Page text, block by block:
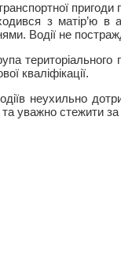
з матір’ю в
Водії не
територіального
кваліфікації.
неухильно
та уважно стежити